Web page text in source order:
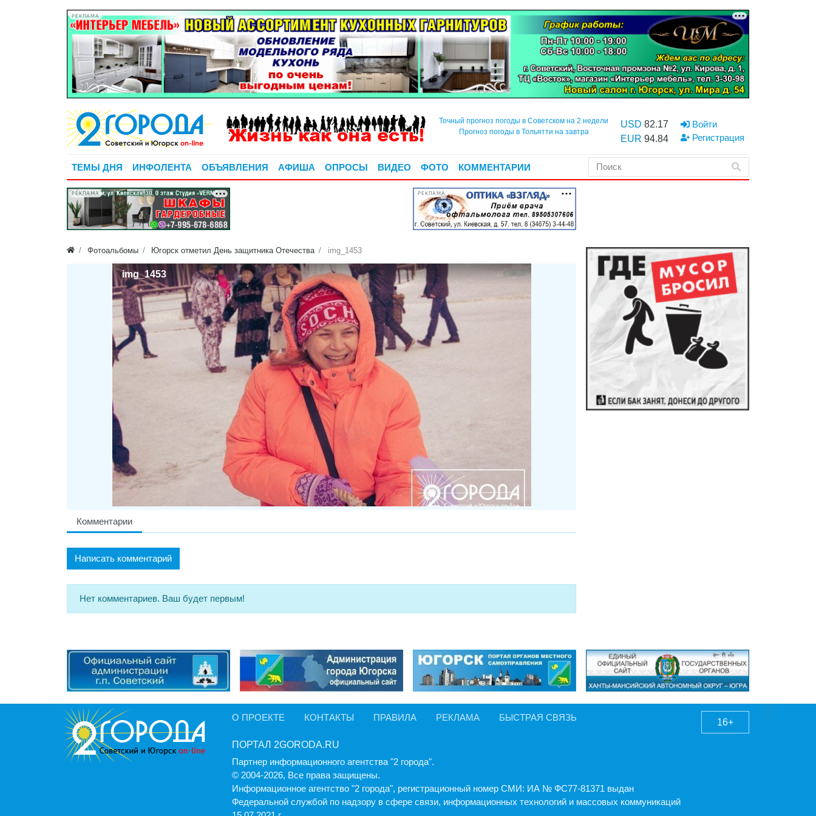
РЕКЛАМА
Точный прогноз погоды в Советском на 2 недели
Прогноз погоды в Тольятти на завтра
USD 82.17
EUR 94.84
Войти
Регистрация
ТЕМЫ ДНЯ ИНФОЛЕНТА ОБЪЯВЛЕНИЯ АФИША ОПРОСЫ ВИДЕО ФОТО КОММЕНТАРИИ
РЕКЛАМА РЕКЛАМА
Фотоальбомы Югорск отметил День защитника Отечества img_1453
img_1453
Комментарии
Написать комментарий
Нет комментариев. Ваш будет первым!
О ПРОЕКТЕ КОНТАКТЫ ПРАВИЛА РЕКЛАМА БЫСТРАЯ СВЯЗЬ
ПОРТАЛ 2GORODA.RU
Партнер информационного агентства "2 города".
© 2004-2026, Все права защищены.
Информационное агентство "2 города", регистрационный номер СМИ: ИА № ФС77-81371 выдан
Федеральной службой по надзору в сфере связи, информационных технологий и массовых коммуникаций
16+